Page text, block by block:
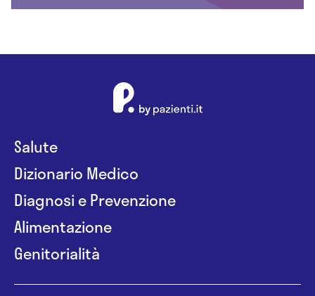
Salute
Dizionario Medico
Diagnosi e Prevenzione
Alimentazione
Genitorialità